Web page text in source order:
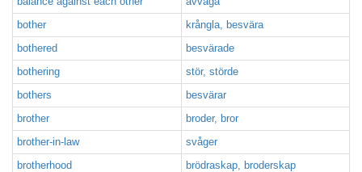
bother
krångla, besvära
bothered
besvärade
bothering
stör, störde
bothers
besvärar
brother
broder, bror
brother-in-law
svåger
brotherhood
brödraskap, broderskap